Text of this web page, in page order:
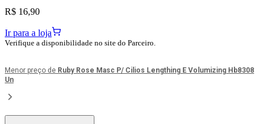
R$ 16,90
Ir para a loja
Verifique a disponibilidade no site do Parceiro.
Menor preço de Ruby Rose Masc P/ Cilios Lengthing E Volumizing Hb8308
Un